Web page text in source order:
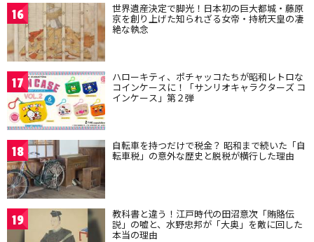
16 世界遺産決定で脚光！日本初の巨大都城・藤原
京を創り上げた知られざる女帝・持統天皇の凄
絶な執念
17 ハローキティ、ポチャッコたちが昭和レトロな
コインケースに！「サンリオキャラクターズ コ
インケース」第２弾
18 自転車を持つだけで税金？ 昭和まで続いた「自
転車税」の意外な歴史と脱税が横行した理由
19 教科書と違う！江戸時代の田沼意次「賄賂伝
説」の嘘と、水野忠邦が「大奥」を敵に回した
本当の理由